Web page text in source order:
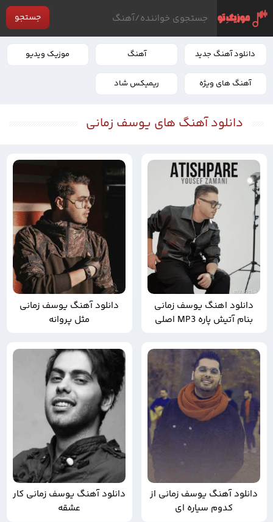
جستجو
دانلود آهنگ جدید آهنگ موزیک ویدیو
آهنگ های ویژه ریمیکس شاد
دانلود آهنگ های یوسف زمانی
دانلود اهنگ یوسف زمانی
بنام آتیش پاره MP3 اصلی
دانلود آهنگ یوسف زمانی
مثل پروانه
دانلود آهنگ یوسف زمانی از
کدوم سیاره ای
دانلود آهنگ یوسف زمانی کار
عشقه